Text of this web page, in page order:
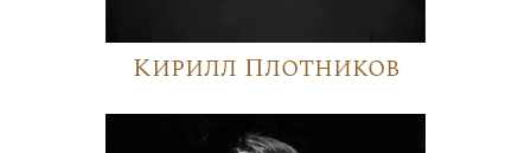
Кирилл Плотников